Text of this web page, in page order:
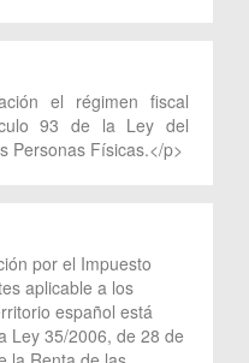
el régimen fiscal
93 de la Ley del
Personas Físicas.</p>
por el Impuesto
aplicable a los
español está
Ley 35/2006, de 28 de